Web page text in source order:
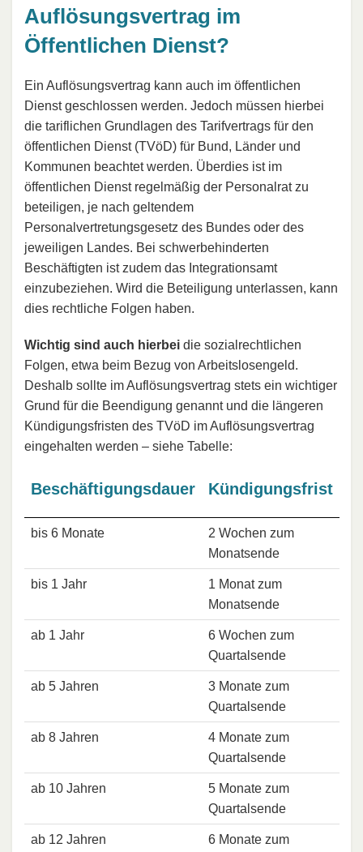
Auflösungsvertrag im
Öffentlichen Dienst?
Ein Auflösungsvertrag kann auch im öffentlichen
Dienst geschlossen werden. Jedoch müssen hierbei
die tariflichen Grundlagen des Tarifvertrags für den
öffentlichen Dienst (TVöD) für Bund, Länder und
Kommunen beachtet werden. Überdies ist im
öffentlichen Dienst regelmäßig der Personalrat zu
beteiligen, je nach geltendem
Personalvertretungsgesetz des Bundes oder des
jeweiligen Landes. Bei schwerbehinderten
Beschäftigten ist zudem das Integrationsamt
einzubeziehen. Wird die Beteiligung unterlassen, kann
dies rechtliche Folgen haben.
Wichtig sind auch hierbei die sozialrechtlichen
Folgen, etwa beim Bezug von Arbeitslosengeld.
Deshalb sollte im Auflösungsvertrag stets ein wichtiger
Grund für die Beendigung genannt und die längeren
Kündigungsfristen des TVöD im Auflösungsvertrag
eingehalten werden – siehe Tabelle:
Beschäftigungsdauer Kündigungsfrist
bis 6 Monate
2 Wochen zum
Monatsende
bis 1 Jahr
1 Monat zum
Monatsende
ab 1 Jahr
6 Wochen zum
Quartalsende
ab 5 Jahren
3 Monate zum
Quartalsende
ab 8 Jahren
4 Monate zum
Quartalsende
ab 10 Jahren
5 Monate zum
Quartalsende
ab 12 Jahren
6 Monate zum